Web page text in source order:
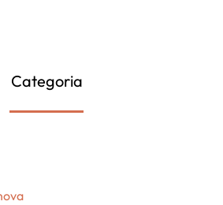
Categoria